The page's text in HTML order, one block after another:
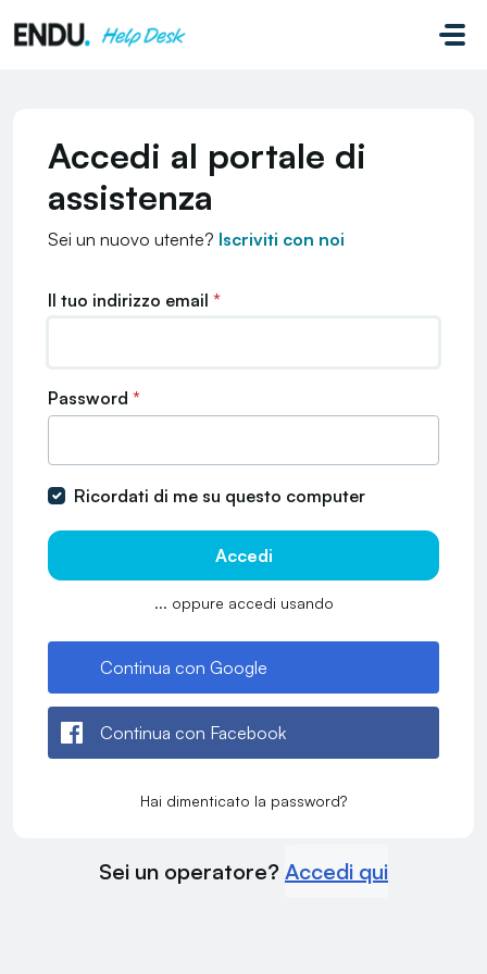
Accedi al portale di
assistenza
Sei un nuovo utente? Iscriviti con noi
Il tuo indirizzo email *
Password *
Ricordati di me su questo computer
Accedi
... oppure accedi usando
Continua con Google
Continua con Facebook
Hai dimenticato la password?
Sei un operatore? Accedi qui